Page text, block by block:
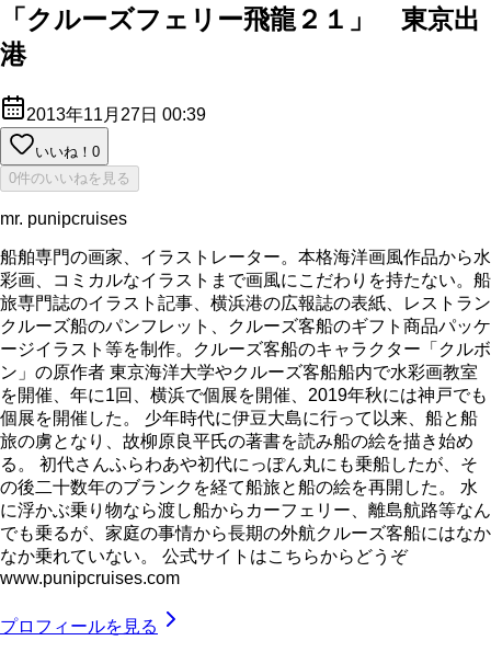
「クルーズフェリー飛龍２１」 東京出
港
2013年11月27日 00:39
いいね！ 0
0件のいいねを見る
mr. punipcruises
船舶専門の画家、イラストレーター。本格海洋画風作品から水
彩画、コミカルなイラストまで画風にこだわりを持たない。船
旅専門誌のイラスト記事、横浜港の広報誌の表紙、レストラン
クルーズ船のパンフレット、クルーズ客船のギフト商品パッケ
ージイラスト等を制作。クルーズ客船のキャラクター「クルボ
ン」の原作者 東京海洋大学やクルーズ客船船内で水彩画教室
を開催、年に1回、横浜で個展を開催、2019年秋には神戸でも
個展を開催した。 少年時代に伊豆大島に行って以来、船と船
旅の虜となり、故柳原良平氏の著書を読み船の絵を描き始め
る。 初代さんふらわあや初代にっぽん丸にも乗船したが、そ
の後二十数年のブランクを経て船旅と船の絵を再開した。 水
に浮かぶ乗り物なら渡し船からカーフェリー、離島航路等なん
でも乗るが、家庭の事情から長期の外航クルーズ客船にはなか
なか乗れていない。 公式サイトはこちらからどうぞ
www.punipcruises.com
プロフィールを見る